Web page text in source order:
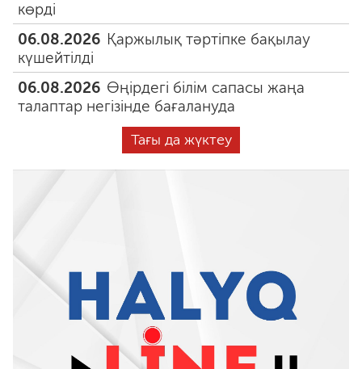
көрді
06.08.2026 Қаржылық тәртіпке бақылау
күшейтілді
06.08.2026 Өңірдегі білім сапасы жаңа
талаптар негізінде бағалануда
Тағы да жүктеу